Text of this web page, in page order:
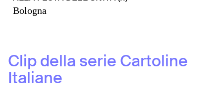
Bologna
Clip della serie Cartoline
Italiane